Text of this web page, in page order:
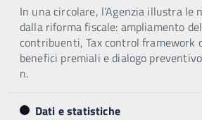
In una circolare, l’Agenzia illustra
dalla riforma fiscale: ampliamento
contribuenti, Tax control framework
benefici premiali e dialogo
n.
Dati e statistiche